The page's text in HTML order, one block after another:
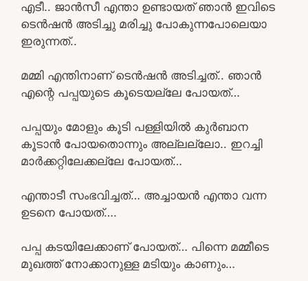
എടീ.. ജാൻസീ എന്താ ഉണ്ടായത് ഞാൻ ഇവിടെ
ടെൻഷൻ അടിച്ചു മരിച്ചു പോകുന്നപോലെയാ
ഇരുന്നത്..
മമ്മി എന്തിനാണ് ടെൻഷൻ അടിച്ചത്.. ഞാൻ
എന്റെ പപ്പയുടെ കൂടെയല്ലേ പോയത്…
പപ്പയും മോളും കൂടി പള്ളിയിൽ കുർബാന
കൂടാൻ പോയതൊന്നും അല്ലല്ലോ.. ഇറച്ചി
മാർക്കറ്റിലേക്കല്ലേ പോയത്…
എന്താടീ സംഭവിച്ചത്… അച്ചായൻ എന്താ വന്ന
ഉടനെ പോയത്….
പപ്പ കടയിലേക്കാണ് പോയത്… പിന്നെ മമ്മീടെ
മുഖത്ത് നോക്കാനുള്ള മടിയും കാണും…